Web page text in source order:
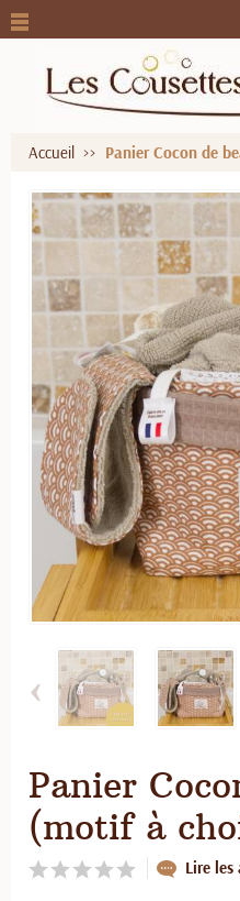
Accueil Panier Cocon de
‹
Panier
(motif à
Lire